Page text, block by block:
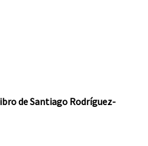
de Santiago Rodríguez-